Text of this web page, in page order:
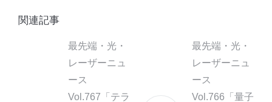
関連記事
最先端・光・
レーザーニュ
ース
Vol.767「テラ
最先端・光・
レーザーニュ
ース
Vol.766「量子